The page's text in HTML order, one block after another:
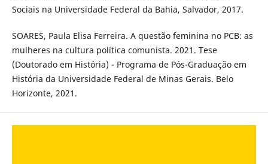
Sociais na Universidade Federal da Bahia, Salvador, 2017.
SOARES, Paula Elisa Ferreira. A questão feminina no PCB: as
mulheres na cultura política comunista. 2021. Tese
(Doutorado em História) - Programa de Pós-Graduação em
História da Universidade Federal de Minas Gerais. Belo
Horizonte, 2021.